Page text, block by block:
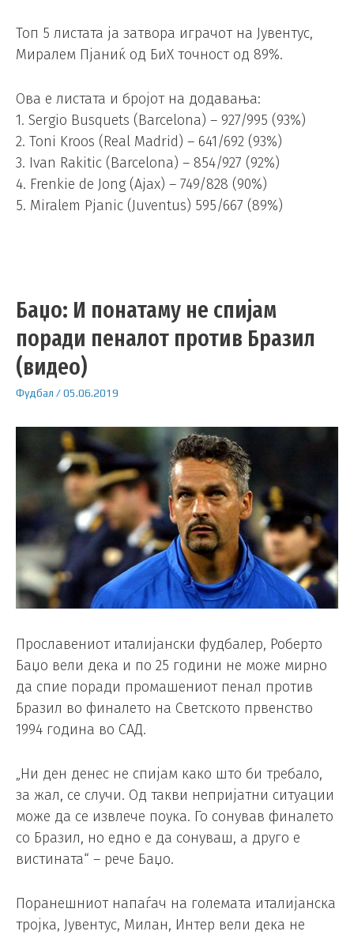
Топ 5 листата ја затвора играчот на Јувентус,
Миралем Пјаниќ од БиХ точност од 89%.
Ова е листата и бројот на додавања:
1. Sergio Busquets (Barcelona) – 927/995 (93%)
2. Toni Kroos (Real Madrid) – 641/692 (93%)
3. Ivan Rakitic (Barcelona) – 854/927 (92%)
4. Frenkie de Jong (Ajax) – 749/828 (90%)
5. Miralem Pjanic (Juventus) 595/667 (89%)
Баџо: И понатаму не спијам
поради пеналот против Бразил
(видео)
Фудбал /05.06.2019
Прославениот италијански фудбалер, Роберто
Баџо вели дека и по 25 години не може мирно
да спие поради промашениот пенал против
Бразил во финалето на Светското првенство
1994 година во САД.
„Ни ден денес не спијам како што би требало,
за жал, се случи. Од такви непријатни ситуации
може да се извлече поука. Го сонував финалето
со Бразил, но едно е да сонуваш, а друго е
вистината“ – рече Баџо.
Поранешниот напаѓач на големата италијанска
тројка, Јувентус, Милан, Интер вели дека не